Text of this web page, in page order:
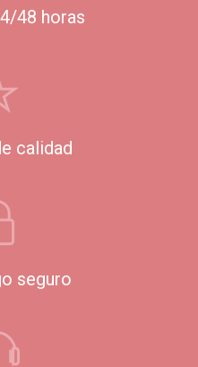
48 horas
calidad
seguro